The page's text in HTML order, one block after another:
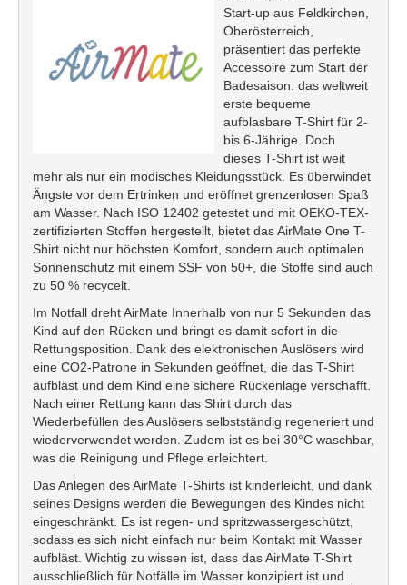
Start-up aus Feldkirchen,
Oberösterreich,
präsentiert das perfekte
Accessoire zum Start der
Badesaison: das weltweit
erste bequeme
aufblasbare T-Shirt für 2-
bis 6-Jährige. Doch
dieses T-Shirt ist weit
mehr als nur ein modisches Kleidungsstück. Es überwindet
Ängste vor dem Ertrinken und eröffnet grenzenlosen Spaß
am Wasser. Nach ISO 12402 getestet und mit OEKO-TEX-
zertifizierten Stoffen hergestellt, bietet das AirMate One T-
Shirt nicht nur höchsten Komfort, sondern auch optimalen
Sonnenschutz mit einem SSF von 50+, die Stoffe sind auch
zu 50 % recycelt.
Im Notfall dreht AirMate Innerhalb von nur 5 Sekunden das
Kind auf den Rücken und bringt es damit sofort in die
Rettungsposition. Dank des elektronischen Auslösers wird
eine CO2-Patrone in Sekunden geöffnet, die das T-Shirt
aufbläst und dem Kind eine sichere Rückenlage verschafft.
Nach einer Rettung kann das Shirt durch das
Wiederbefüllen des Auslösers selbstständig regeneriert und
wiederverwendet werden. Zudem ist es bei 30°C waschbar,
was die Reinigung und Pflege erleichtert.
Das Anlegen des AirMate T-Shirts ist kinderleicht, und dank
seines Designs werden die Bewegungen des Kindes nicht
eingeschränkt. Es ist regen- und spritzwassergeschützt,
sodass es sich nicht einfach nur beim Kontakt mit Wasser
aufbläst. Wichtig zu wissen ist, dass das AirMate T-Shirt
ausschließlich für Notfälle im Wasser konzipiert ist und